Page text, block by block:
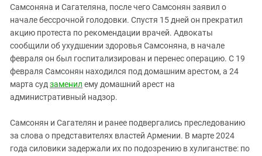
Самсоняна и Сагателяна, после чего Самсонян заявил о
начале бессрочной голодовки. Спустя 15 дней он прекратил
акцию протеста по рекомендации врачей. Адвокаты
сообщили об ухудшении здоровья Самсоняна, в начале
февраля он был госпитализирован и перенес операцию. С 19
февраля Самсонян находился под домашним арестом, а 24
марта суд заменил ему домашний арест на
административный надзор.
Самсонян и Сагателян и ранее подвергались преследованию
за слова о представителях властей Армении. В марте 2024
года силовики задержали их по подозрению в хулиганстве: по